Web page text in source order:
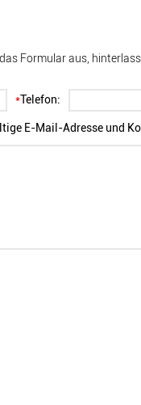
Formular aus,
*Telefon:
E-Mail-Adresse und